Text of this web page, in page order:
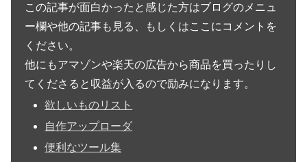
この記事が面白かったと感じた方はブログのメニュ
ー欄や他の記事も見る、もしくはここにコメントを
ください。
他にもアマゾンや楽天の広告から商品を買ったりし
てくださると収益が入るので励みになります。
欲しいものリスト
自作アップローダ
便利なツール集